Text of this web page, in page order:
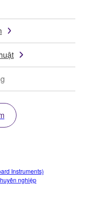
Instruments)
nghiệp